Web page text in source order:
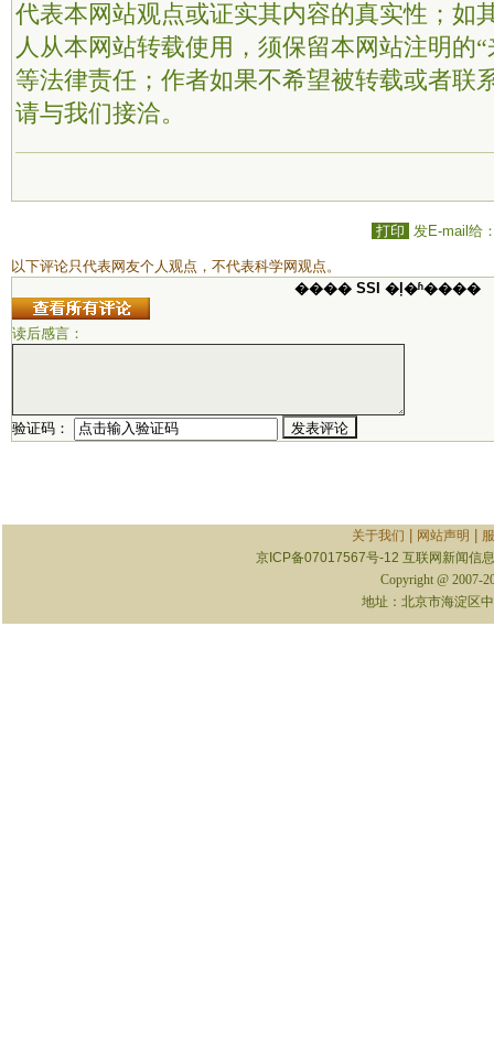
代表本网站观点或证实其内容的真实性；如
人从本网站转载使用，须保留本网站注明的
等法律责任；作者如果不希望被转载或者联
请与我们接洽。
打印 发E-mail给
以下评论只代表网友个人观点，不代表科学网观点。
���� SSI �ļ�ʱ����
读后感言：
验证码：
关于我们 网站声明
京ICP备07017567号-12 互联网新闻信
Copyright @ 2007-
地址：北京市海淀区